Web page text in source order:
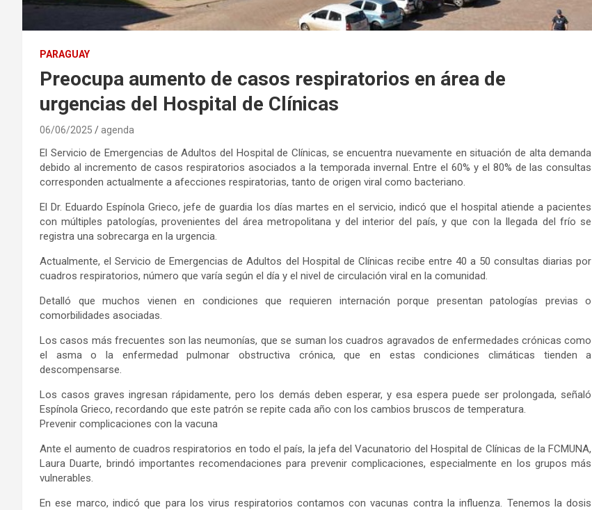
PARAGUAY
Preocupa aumento de casos respiratorios en área de
urgencias del Hospital de Clínicas
06/06/2025 agenda
El Servicio de Emergencias de Adultos del Hospital de Clínicas, se encuentra nuevamente en situación de alta demanda
debido al incremento de casos respiratorios asociados a la temporada invernal. Entre el 60% y el 80% de las consultas
corresponden actualmente a afecciones respiratorias, tanto de origen viral como bacteriano.
El Dr. Eduardo Espínola Grieco, jefe de guardia los días martes en el servicio, indicó que el hospital atiende a pacientes
con múltiples patologías, provenientes del área metropolitana y del interior del país, y que con la llegada del frío se
registra una sobrecarga en la urgencia.
Actualmente, el Servicio de Emergencias de Adultos del Hospital de Clínicas recibe entre 40 a 50 consultas diarias por
cuadros respiratorios, número que varía según el día y el nivel de circulación viral en la comunidad.
Detalló que muchos vienen en condiciones que requieren internación porque presentan patologías previas o
comorbilidades asociadas.
Los casos más frecuentes son las neumonías, que se suman los cuadros agravados de enfermedades crónicas como
el asma o la enfermedad pulmonar obstructiva crónica, que en estas condiciones climáticas tienden a
descompensarse.
Los casos graves ingresan rápidamente, pero los demás deben esperar, y esa espera puede ser prolongada, señaló
Espínola Grieco, recordando que este patrón se repite cada año con los cambios bruscos de temperatura.
Prevenir complicaciones con la vacuna
Ante el aumento de cuadros respiratorios en todo el país, la jefa del Vacunatorio del Hospital de Clínicas de la FCMUNA,
Laura Duarte, brindó importantes recomendaciones para prevenir complicaciones, especialmente en los grupos más
vulnerables.
En ese marco, indicó que para los virus respiratorios contamos con vacunas contra la influenza. Tenemos la dosis